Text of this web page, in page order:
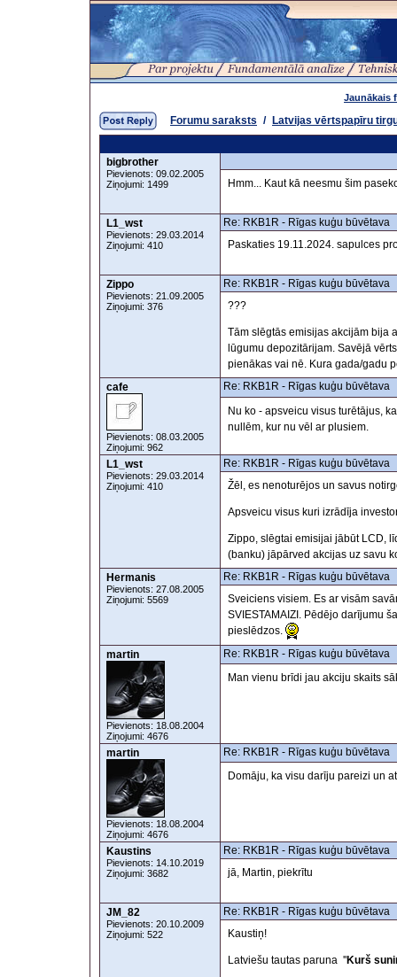
Jaunākais
Forumu saraksts / Latvijas vērtspapīru
bigbrother
Pievienots: 09.02.2005
Ziņojumi: 1499
Hmm... Kaut kā neesmu šim
L1_wst
Pievienots: 29.03.2014
Ziņojumi: 410
Re: RKB1R - Rīgas kuģu būvētava
Paskaties 19.11.2024. sapulces
Zippo
Pievienots: 21.09.2005
Ziņojumi: 376
Re: RKB1R - Rīgas kuģu būvētava
???
Tām slēgtās emisijas akcijām bija
lūgumu depozitārijam. Savējā
pienākas vai nē. Kura gada/gadu
cafe
Pievienots: 08.03.2005
Ziņojumi: 962
Re: RKB1R - Rīgas kuģu būvētava
Nu ko - apsveicu visus turētājus,
nullēm, kur nu vēl ar plusiem.
L1_wst
Pievienots: 29.03.2014
Ziņojumi: 410
Re: RKB1R - Rīgas kuģu būvētava
Žēl, es nenoturējos un savus
Apsveicu visus kuri izrādīja
Zippo, slēgtai emisijai jābūt LCD,
(banku) jāpārved akcijas uz savu
Hermanis
Pievienots: 27.08.2005
Ziņojumi: 5569
Re: RKB1R - Rīgas kuģu būvētava
Sveiciens visiem. Es ar visām
SVIESTAMAIZI. Pēdējo darījumu
pieslēdzos.
martin
Pievienots: 18.08.2004
Ziņojumi: 4676
Re: RKB1R - Rīgas kuģu būvētava
Man vienu brīdi jau akciju skaits
martin
Pievienots: 18.08.2004
Ziņojumi: 4676
Re: RKB1R - Rīgas kuģu būvētava
Domāju, ka visu darīju pareizi un
Kaustins
Pievienots: 14.10.2019
Ziņojumi: 3682
Re: RKB1R - Rīgas kuģu būvētava
jā, Martin, piekrītu
JM_82
Pievienots: 20.10.2009
Ziņojumi: 522
Re: RKB1R - Rīgas kuģu būvētava
Kaustiņ!
Latviešu tautas paruna ''Kurš